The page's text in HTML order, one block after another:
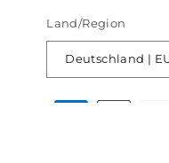
Land/Region
Zahlungsmethoden